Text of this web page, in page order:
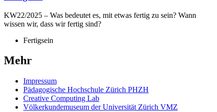
KW22/2025 – Was bedeutet es, mit etwas fertig zu sein? Wann
wissen wir, dass wir fertig sind?
Fertigsein
Mehr
Impressum
Pädagogische Hochschule Zürich PHZH
Creative Computing Lab
Völkerkundemuseum der Universität Zürich VMZ